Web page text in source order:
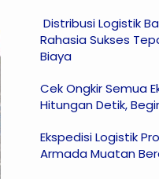
Distribusi Logistik
Rahasia Sukses
Biaya
Cek Ongkir Semua
Hitungan Detik,
Ekspedisi Logistik
Armada Muatan